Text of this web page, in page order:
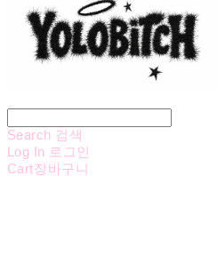
Search 검색
Log In 로그인
Cart장바구니